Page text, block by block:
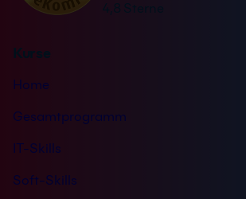
t
n
d
i
*
i
*
4,8 Sterne
Kurse
Home
Gesamtprogramm
IT-Skills
Soft-Skills